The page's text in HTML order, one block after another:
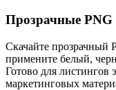
Прозрачные
Скачайте прозрачный
примените белый,
Готово для листингов
маркетинговых